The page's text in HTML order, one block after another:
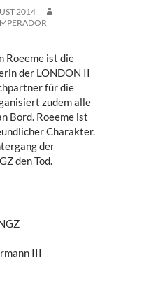
2014
Roeeme ist die
der LONDON II
für die
zudem alle
Bord. Roeeme ist
Charakter.
der
den Tod.
III